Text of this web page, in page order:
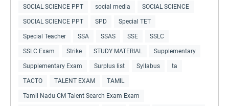
SOCIAL SCIENCE PPT social media SOCIAL SCIENCE
SOCIAL SCIENCE PPT SPD Special TET
Special Teacher SSA SSAS SSE SSLC
SSLC Exam Strike STUDY MATERIAL Supplementary
Supplementary Exam Surplus list Syllabus ta
TACTO TALENT EXAM TAMIL
Tamil Nadu CM Talent Search Exam Exam